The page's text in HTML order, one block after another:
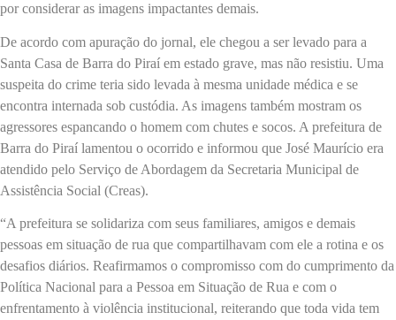
por considerar as imagens impactantes demais.
De acordo com apuração do jornal, ele chegou a ser levado para a
Santa Casa de Barra do Piraí em estado grave, mas não resistiu. Uma
suspeita do crime teria sido levada à mesma unidade médica e se
encontra internada sob custódia. As imagens também mostram os
agressores espancando o homem com chutes e socos. A prefeitura de
Barra do Piraí lamentou o ocorrido e informou que José Maurício era
atendido pelo Serviço de Abordagem da Secretaria Municipal de
Assistência Social (Creas).
“A prefeitura se solidariza com seus familiares, amigos e demais
pessoas em situação de rua que compartilhavam com ele a rotina e os
desafios diários. Reafirmamos o compromisso com do cumprimento da
Política Nacional para a Pessoa em Situação de Rua e com o
enfrentamento à violência institucional, reiterando que toda vida tem